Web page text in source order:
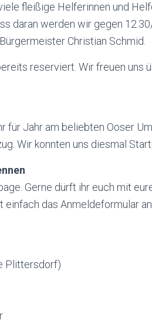
fleißige Helferinnen und
daran werden wir gegen
Christian Schmid.
reserviert. Wir freuen uns
für Jahr am beliebten Ooser
Wir konnten uns diesmal
Gerne dürft ihr euch mit
einfach das Anmeldeformular an
Plittersdorf)